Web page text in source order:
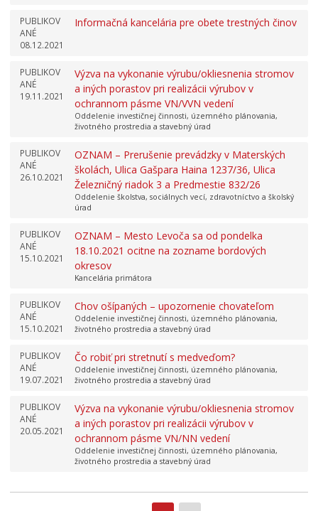
PUBLIKOV
ANÉ
08.12.2021
Informačná kancelária pre obete trestných činov
PUBLIKOV
ANÉ
19.11.2021
Výzva na vykonanie výrubu/okliesnenia stromov
a iných porastov pri realizácii výrubov v
ochrannom pásme VN/VVN vedení
Oddelenie investičnej činnosti, územného plánovania,
životného prostredia a stavebný úrad
PUBLIKOV
ANÉ
26.10.2021
OZNAM – Prerušenie prevádzky v Materských
školách, Ulica Gašpara Haina 1237/36, Ulica
Železničný riadok 3 a Predmestie 832/26
Oddelenie školstva, sociálnych vecí, zdravotníctvo a školský
úrad
PUBLIKOV
ANÉ
15.10.2021
OZNAM – Mesto Levoča sa od pondelka
18.10.2021 ocitne na zozname bordových
okresov
Kancelária primátora
PUBLIKOV
ANÉ
15.10.2021
Chov ošípaných – upozornenie chovateľom
Oddelenie investičnej činnosti, územného plánovania,
životného prostredia a stavebný úrad
PUBLIKOV
ANÉ
19.07.2021
Čo robiť pri stretnutí s medveďom?
Oddelenie investičnej činnosti, územného plánovania,
životného prostredia a stavebný úrad
PUBLIKOV
ANÉ
20.05.2021
Výzva na vykonanie výrubu/okliesnenia stromov
a iných porastov pri realizácii výrubov v
ochrannom pásme VN/NN vedení
Oddelenie investičnej činnosti, územného plánovania,
životného prostredia a stavebný úrad